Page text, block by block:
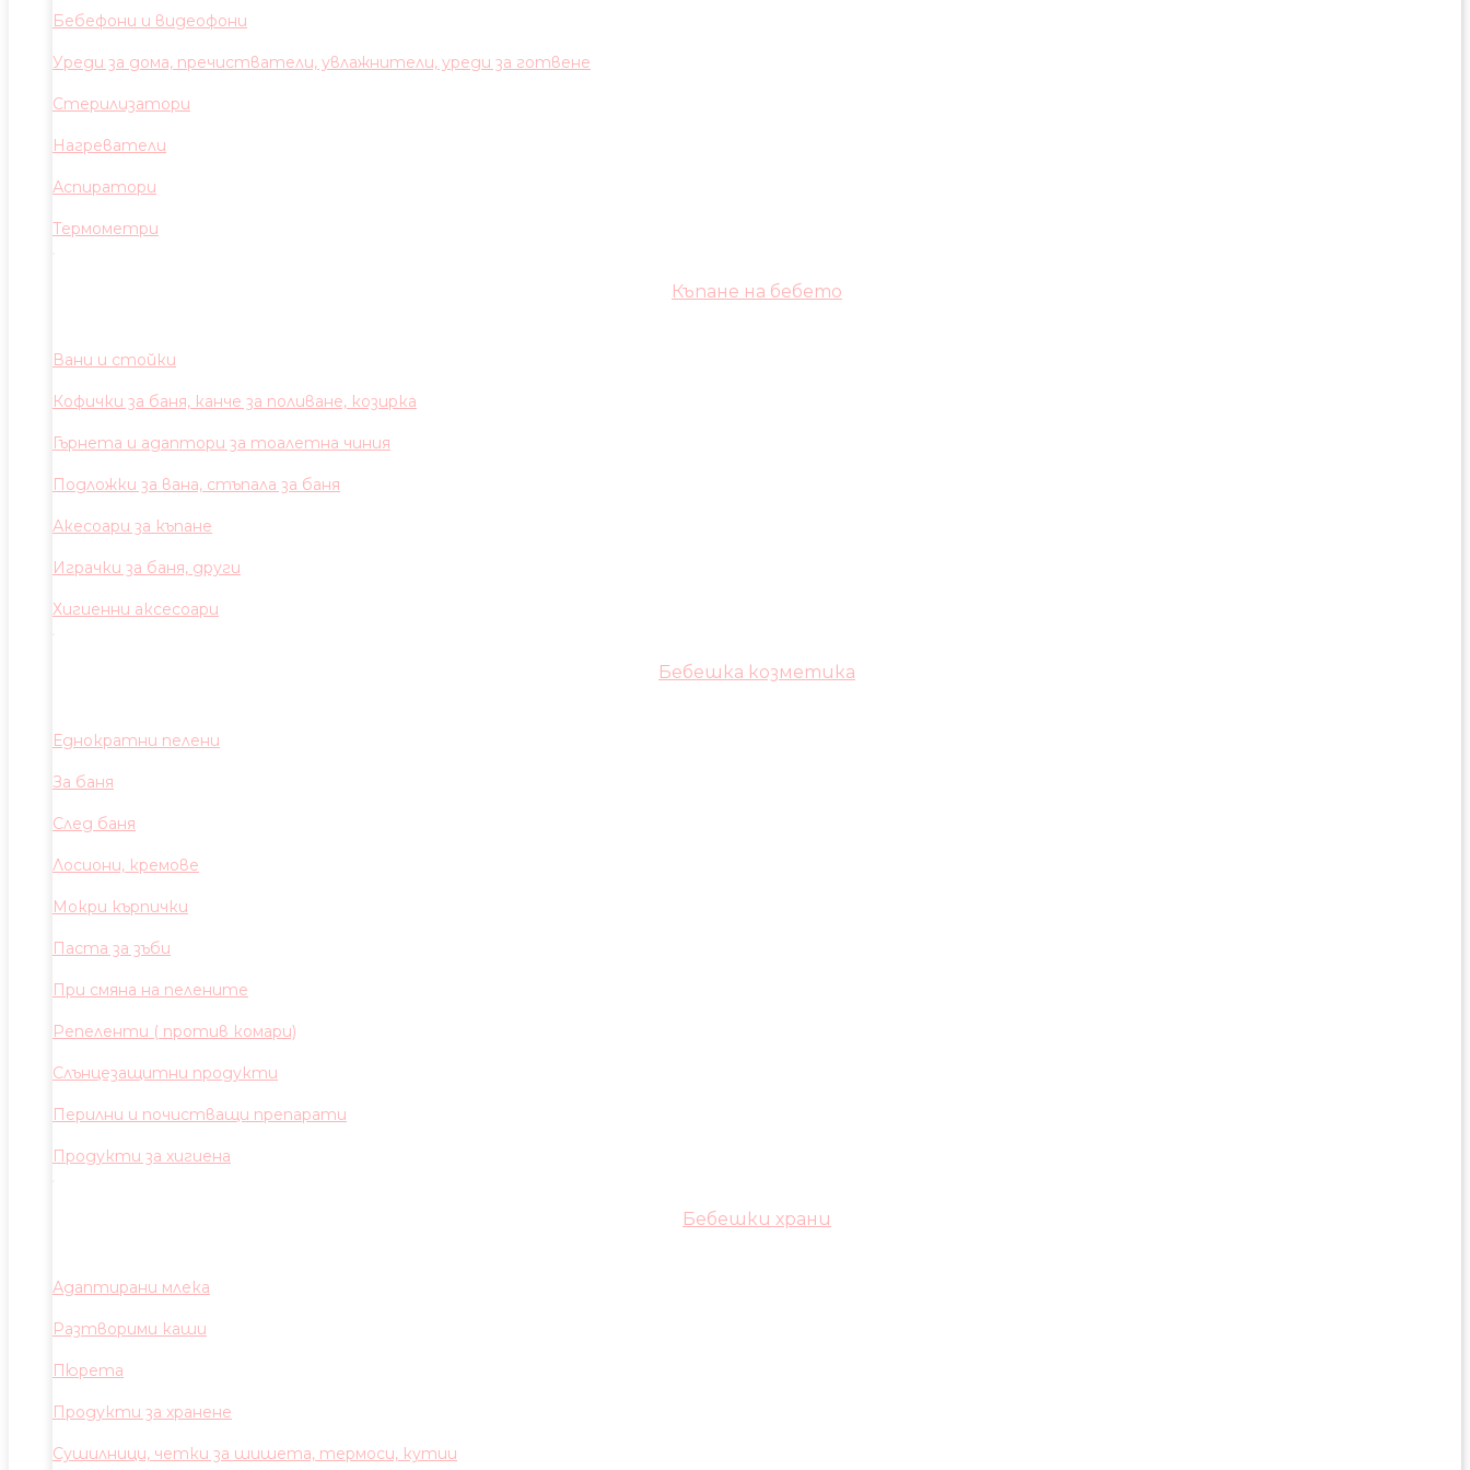
Бебефони и видеофони
Уреди за дома, пречистватели, увлажнители, уреди за готвене
Стерилизатори
Нагреватели
Аспиратори
Термометри
Къпане на бебето
Вани и стойки
Кофички за баня, канче за поливане, козирка
Гърнета и адаптори за тоалетна чиния
Подложки за вана, стъпала за баня
Акесоари за къпане
Играчки за баня, други
Хигиенни аксесоари
Бебешка козметика
Еднократни пелени
За баня
След баня
Лосиони, кремове
Мокри кърпички
Паста за зъби
При смяна на пелените
Репеленти ( против комари)
Слънцезащитни продукти
Перилни и почистващи препарати
Продукти за хигиена
Бебешки храни
Адаптирани млека
Разтворими каши
Пюрета
Продукти за хранене
Сушилници, четки за шишета, термоси, кутии